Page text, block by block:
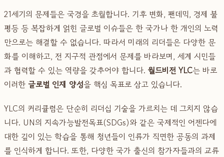
21세기의 문제들은 국경을 초월합니다. 기후 변화, 팬데믹, 경제 불
평등 등 복잡하게 얽힌 글로벌 이슈들은 한 국가나 한 개인의 노력
만으로는 해결할 수 없습니다. 따라서 미래의 리더들은 다양한 문
화를 이해하고, 전 지구적 관점에서 문제를 바라보며, 세계 시민들
과 협력할 수 있는 역량을 갖추어야 합니다. 월드비전 YLC는 바로
이러한 글로벌 인재 양성을 핵심 목표로 삼고 있습니다.
YLC의 커리큘럼은 단순히 리더십 기술을 가르치는 데 그치지 않습
니다. UN의 지속가능발전목표(SDGs)와 같은 국제적인 어젠다에
대한 깊이 있는 학습을 통해 청년들이 인류가 직면한 공동의 과제
를 인식하게 합니다. 또한, 다양한 국가 출신의 참가자들과의 교류